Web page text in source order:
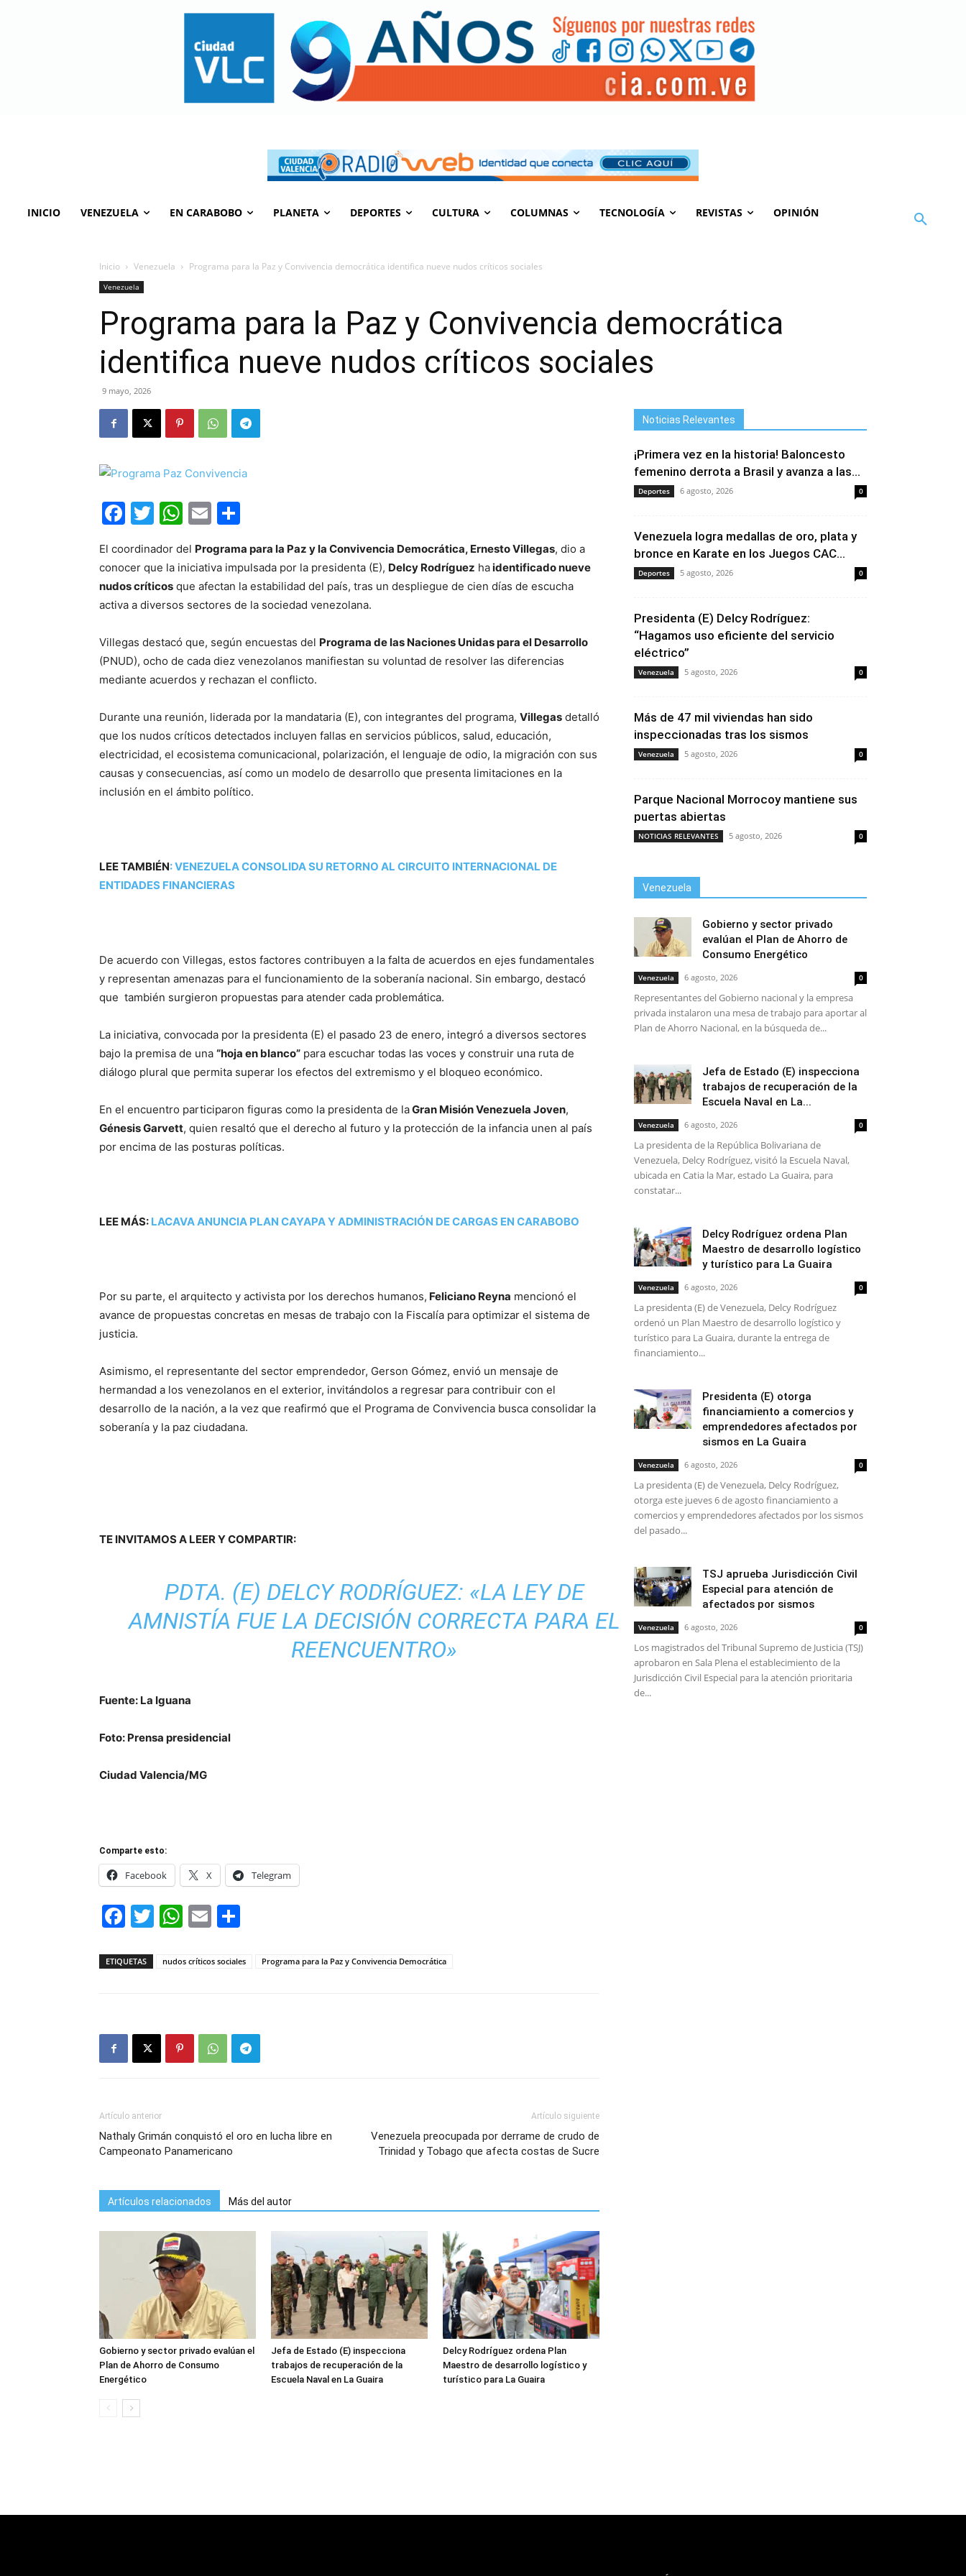
INICIO VENEZUELA EN CARABOBO PLANETA DEPORTES CULTURA COLUMNAS TECNOLOGÍA REVISTAS OPINIÓN
Inicio Venezuela Programa para la Paz y Convivencia democrática identifica nueve nudos críticos sociales
Venezuela
Programa para la Paz y Convivencia democrática
identifica nueve nudos críticos sociales
9 mayo, 2026
Facebook
Twitter
WhatsApp
Email
El coordinador del Programa para la Paz y la Convivencia Democrática, Ernesto Villegas, dio a
conocer que la iniciativa impulsada por la presidenta (E), Delcy Rodríguez haidentificado nueve
nudos críticos que afectan la estabilidad del país, tras un despliegue de cien días de escucha
activa a diversos sectores de la sociedad venezolana.
Villegas destacó que, según encuestas del Programa de las Naciones Unidas para el Desarrollo
(PNUD), ocho de cada diez venezolanos manifiestan su voluntad de resolver las diferencias
mediante acuerdos y rechazan el conflicto.
Durante una reunión, liderada por la mandataria (E), con integrantes del programa, Villegas detalló
que los nudos críticos detectados incluyen fallas en servicios públicos, salud, educación,
electricidad, el ecosistema comunicacional, polarización, el lenguaje de odio, la migración con sus
causas y consecuencias, así como un modelo de desarrollo que presenta limitaciones en la
inclusión en el ámbito político.
LEE TAMBIÉN:VENEZUELA CONSOLIDA SU RETORNO AL CIRCUITO INTERNACIONAL DE
ENTIDADES FINANCIERAS
De acuerdo con Villegas, estos factores contribuyen a la falta de acuerdos en ejes fundamentales
y representan amenazas para el funcionamiento de la soberanía nacional. Sin embargo, destacó
que también surgieron propuestas para atender cada problemática.
La iniciativa, convocada por la presidenta (E) el pasado 23 de enero, integró a diversos sectores
bajo la premisa de una “hoja en blanco” para escuchar todas las voces y construir una ruta de
diálogo plural que permita superar los efectos del extremismo y el bloqueo económico.
En el encuentro participaron figuras como la presidenta de laGran Misión Venezuela Joven,
Génesis Garvett, quien resaltó que el derecho al futuro y la protección de la infancia unen al país
por encima de las posturas políticas.
LEE MÁS: LACAVA ANUNCIA PLAN CAYAPA Y ADMINISTRACIÓN DE CARGAS EN CARABOBO
Por su parte, el arquitecto y activista por los derechos humanos, Feliciano Reyna mencionó el
avance de propuestas concretas en mesas de trabajo con la Fiscalía para optimizar el sistema de
justicia.
Asimismo, el representante del sector emprendedor, Gerson Gómez, envió un mensaje de
hermandad a los venezolanos en el exterior, invitándolos a regresar para contribuir con el
desarrollo de la nación, a la vez que reafirmó que el Programa de Convivencia busca consolidar la
soberanía y la paz ciudadana.
TE INVITAMOS A LEER Y COMPARTIR:
PDTA. (E) DELCY RODRÍGUEZ: «LA LEY DE
AMNISTÍA FUE LA DECISIÓN CORRECTA PARA EL
REENCUENTRO»
Fuente: La Iguana
Foto: Prensa presidencial
Ciudad Valencia/MG
Comparte esto:
Facebook X Telegram
Facebook
Twitter
WhatsApp
Email
ETIQUETAS nudos críticos sociales Programa para la Paz y Convivencia Democrática
Artículo anterior
Nathaly Grimán conquistó el oro en lucha libre en
Campeonato Panamericano
Artículo siguiente
Venezuela preocupada por derrame de crudo de
Trinidad y Tobago que afecta costas de Sucre
Artículos relacionados Más del autor
Gobierno y sector privado evalúan el
Plan de Ahorro de Consumo
Energético
Jefa de Estado (E) inspecciona
trabajos de recuperación de la
Escuela Naval en La Guaira
Delcy Rodríguez ordena Plan
Maestro de desarrollo logístico y
turístico para La Guaira
Noticias Relevantes
¡Primera vez en la historia! Baloncesto
femenino derrota a Brasil y avanza a las...
Deportes 6 agosto, 2026 0
Venezuela logra medallas de oro, plata y
bronce en Karate en los Juegos CAC...
Deportes 5 agosto, 2026 0
Presidenta (E) Delcy Rodríguez:
“Hagamos uso eficiente del servicio
eléctrico”
Venezuela 5 agosto, 2026 0
Más de 47 mil viviendas han sido
inspeccionadas tras los sismos
Venezuela 5 agosto, 2026 0
Parque Nacional Morrocoy mantiene sus
puertas abiertas
NOTICIAS RELEVANTES 5 agosto, 2026 0
Venezuela
Gobierno y sector privado
evalúan el Plan de Ahorro de
Consumo Energético
Venezuela 6 agosto, 2026 0
Representantes del Gobierno nacional y la empresa
privada instalaron una mesa de trabajo para aportar al
Plan de Ahorro Nacional, en la búsqueda de...
Jefa de Estado (E) inspecciona
trabajos de recuperación de la
Escuela Naval en La...
Venezuela 6 agosto, 2026 0
La presidenta de la República Bolivariana de
Venezuela, Delcy Rodríguez, visitó la Escuela Naval,
ubicada en Catia la Mar, estado La Guaira, para
constatar...
Delcy Rodríguez ordena Plan
Maestro de desarrollo logístico
y turístico para La Guaira
Venezuela 6 agosto, 2026 0
La presidenta (E) de Venezuela, Delcy Rodríguez
ordenó un Plan Maestro de desarrollo logístico y
turístico para La Guaira, durante la entrega de
financiamiento...
Presidenta (E) otorga
financiamiento a comercios y
emprendedores afectados por
sismos en La Guaira
Venezuela 6 agosto, 2026 0
La presidenta (E) de Venezuela, Delcy Rodríguez,
otorga este jueves 6 de agosto financiamiento a
comercios y emprendedores afectados por los sismos
del pasado...
TSJ aprueba Jurisdicción Civil
Especial para atención de
afectados por sismos
Venezuela 6 agosto, 2026 0
Los magistrados del Tribunal Supremo de Justicia (TSJ)
aprobaron en Sala Plena el establecimiento de la
Jurisdicción Civil Especial para la atención prioritaria
de...